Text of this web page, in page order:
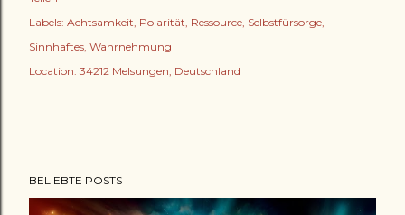
Labels: Achtsamkeit Polarität Ressource Selbstfürsorge
Sinnhaftes Wahrnehmung
Location: 34212 Melsungen, Deutschland
BELIEBTE POSTS